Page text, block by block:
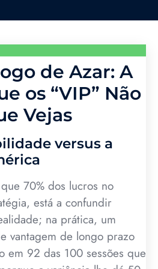
de Azar: A
os “VIP” Não
Vejas
versus a
70% dos lucros no
está a confundir
na prática, um
vantagem de longo prazo
em 92 das 100 sessões que